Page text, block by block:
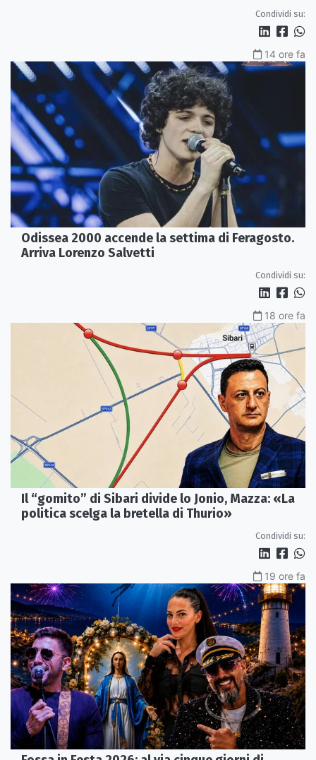
Condividi su:
14 ore fa
Odissea 2000 accende la settima di Feragosto.
Arriva Lorenzo Salvetti
Condividi su:
18 ore fa
Il “gomito” di Sibari divide lo Jonio, Mazza: «La
politica scelga la bretella di Thurio»
Condividi su:
19 ore fa